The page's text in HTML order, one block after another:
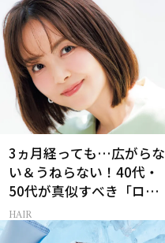
3ヵ月経っても…広がらな
い＆うねらない！40代・
50代が真似すべき「ロー
レイヤーボブ」
HAIR